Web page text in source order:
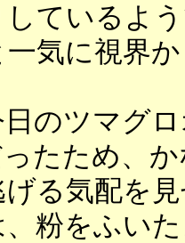
ているよ
気に視界
のツマグ
たため、
る気配を
、粉をふい